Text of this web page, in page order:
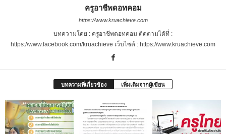
ครูอาชีพดอทคอม
https://www.kruachieve.com
บทความโดย : ครูอาชีพดอทคอม ติดตามได้ที่ :
https://www.facebook.com/kruachieve เว็บไซต์ : https://www.kruachieve.com
บทความที่เกี่ยวข้อง เพิ่มเติมจากผู้เขียน